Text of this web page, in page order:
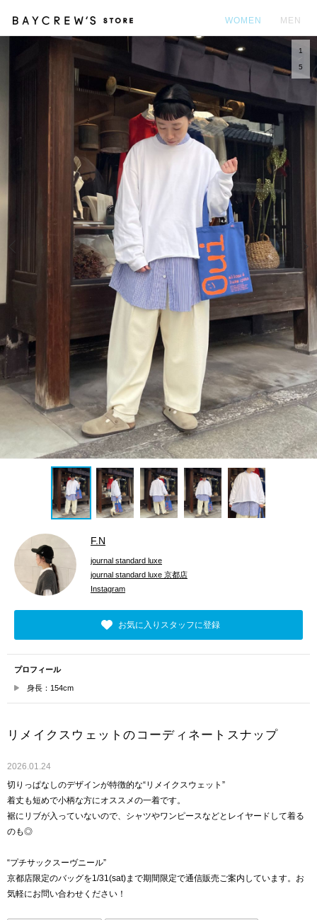
WOMEN MEN
1
5
F.N
journal standard luxe
journal standard luxe 京都店
Instagram
お気に入りスタッフに登録
プロフィール
身長：154cm
リメイクスウェットのコーディネートスナップ
2026.01.24
切りっぱなしのデザインが特徴的な“リメイクスウェット”
着丈も短めで小柄な方にオススメの一着です。
裾にリブが入っていないので、シャツやワンピースなどとレイヤードして着る
のも◎
“プチサックスーヴニール”
京都店限定のバッグを1/31(sat)まで期間限定で通信販売ご案内しています。お
気軽にお問い合わせください！